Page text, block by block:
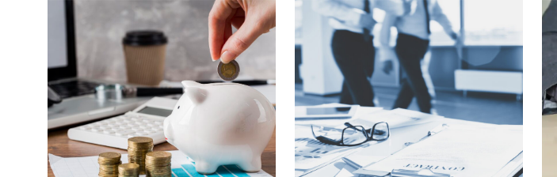
Windykacja karna to proces
odzyskiwania należności,
który może być stosowany
w przypadkach, gdy dłużnik
nie wywiązuje się z obowiązków
finansowych wobec
wierzyciela…
Windykacja karna to proces
odzyskiwania należności,
który może być stosowany
w przypadkach, gdy dłużnik
nie wywiązuje się z obowiązków
finansowych wobec
wierzyciela…